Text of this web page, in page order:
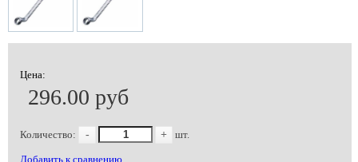
Цена:
296.00 руб
Количество: - + шт.
Добавить к сравнению